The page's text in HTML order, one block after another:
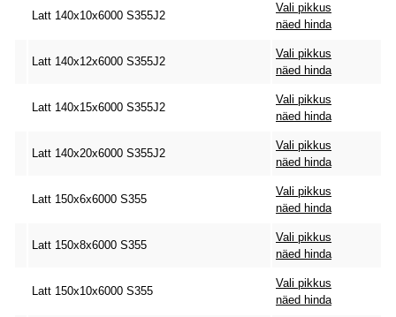
Latt 140x10x6000 S355J2
Vali pikkus
näed hinda
Latt 140x12x6000 S355J2
Vali pikkus
näed hinda
Latt 140x15x6000 S355J2
Vali pikkus
näed hinda
Latt 140x20x6000 S355J2
Vali pikkus
näed hinda
Latt 150x6x6000 S355
Vali pikkus
näed hinda
Latt 150x8x6000 S355
Vali pikkus
näed hinda
Latt 150x10x6000 S355
Vali pikkus
näed hinda